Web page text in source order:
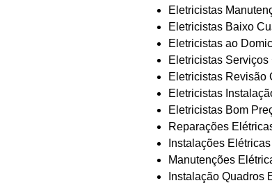
Eletricistas
Eletricistas Baixo
Eletricistas ao
Eletricistas Serviços
Eletricistas Revisão
Eletricistas
Eletricistas Bom
Reparações
Instalações
Manutenções
Instalação Quadros